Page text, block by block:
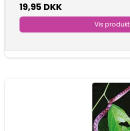
19,95 DKK
Vis produkt